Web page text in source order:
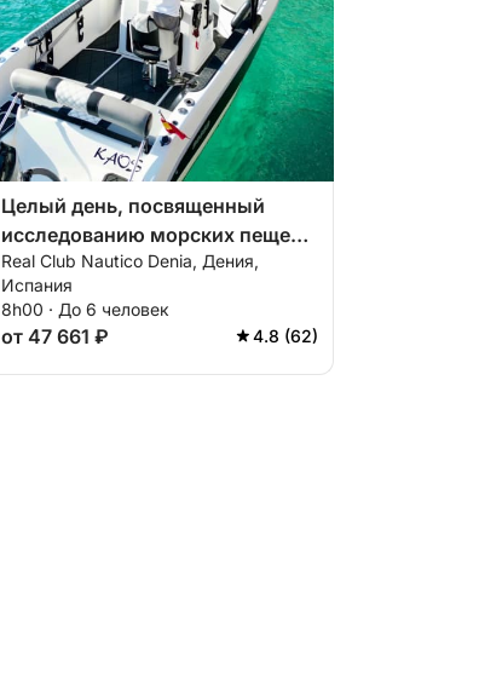
Целый день, посвященный
исследованию морских пещер
и кристально чистой воде.
Real Club Nautico Denia, Дения,
Испания
8h00 · До 6 человек
от 47 661 ₽ 4.8 (62)